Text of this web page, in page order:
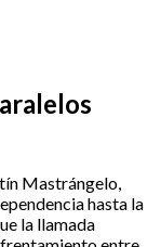
Mastrángelo,
hasta la
la llamada